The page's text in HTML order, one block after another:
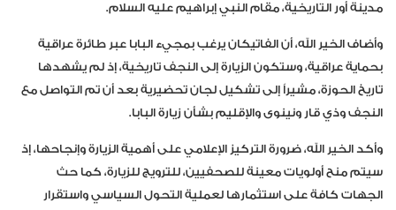
مدينة أور التاريخية، مقام النبي إبراهيم عليه السلام.
وأضاف الخير الله، أن الفاتيكان يرغب بمجيء البابا عبر طائرة عراقية
بحماية عراقية، وستكون الزيارة إلى النجف تاريخية، إذ لم يشهدها
تاريخ الحوزة، مشيراً إلى تشكيل لجان تحضيرية بعد أن تم التواصل مع
النجف وذي قار ونينوى والإقليم بشأن زيارة البابا.
وأكد الخير الله، ضرورة التركيز الإعلامي على أهمية الزيارة وإنجاحها، إذ
سيتم منح أولويات معينة للصحفيين، للترويج للزيارة، كما حث
الجهات كافة على استثمارها لعملية التحول السياسي واستقرار